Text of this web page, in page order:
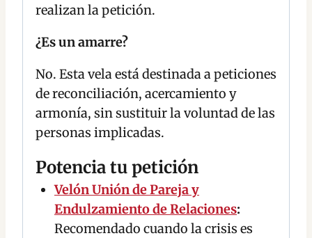
realizan la petición.
¿Es un amarre?
No. Esta vela está destinada a peticiones
de reconciliación, acercamiento y
armonía, sin sustituir la voluntad de las
personas implicadas.
Potencia tu petición
Velón Unión de Pareja y
Endulzamiento de Relaciones:
Recomendado cuando la crisis es